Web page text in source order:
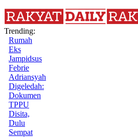
Trending:
Rumah
Eks
Jampidsus
Febrie
Adriansyah
Digeledah:
Dokumen
TPPU
Disita,
Dulu
Sempat